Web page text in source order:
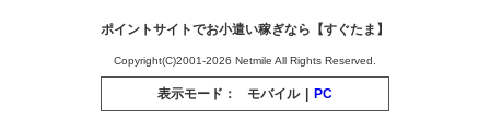
ポイントサイトでお小遣い稼ぎなら【すぐたま】
Copyright(C)2001-2026 Netmile All Rights Reserved.
表示モード： モバイル | PC